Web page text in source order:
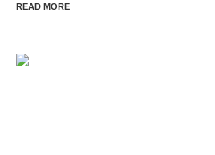
READ MORE